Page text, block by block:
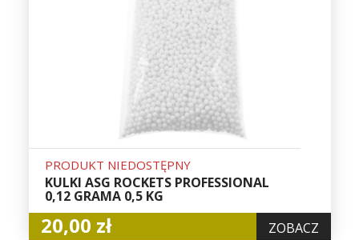
PRODUKT NIEDOSTĘPNY
KULKI ASG ROCKETS PROFESSIONAL
0,12 GRAMA 0,5 KG
20,00 zł ZOBACZ